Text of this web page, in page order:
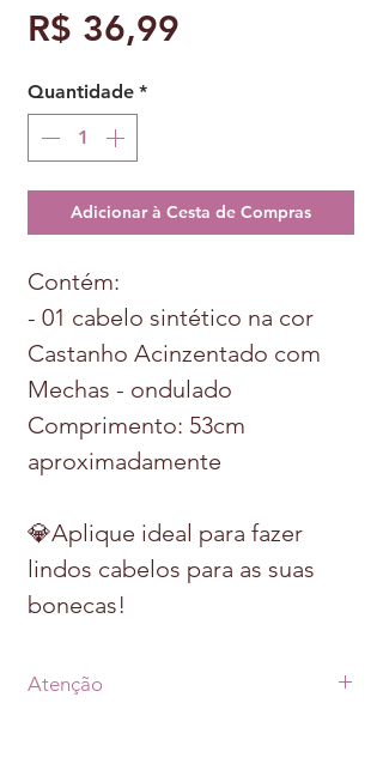
R$ 36,99
Quantidade *
Adicionar à Cesta de Compras
Contém:
- 01 cabelo sintético na cor
Castanho Acinzentado com
Mechas - ondulado
Comprimento: 53cm
aproximadamente
💎Aplique ideal para fazer
lindos cabelos para as suas
bonecas!
Atenção